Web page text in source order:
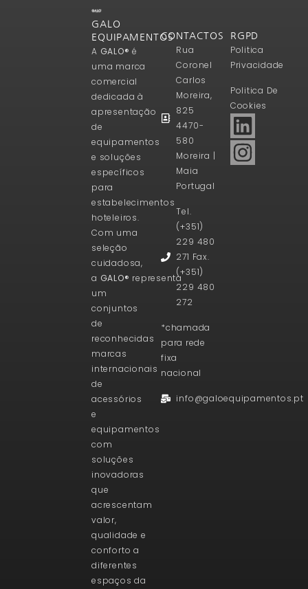
GALO
EQUIPAMENTOS
A GALO® é
uma marca
comercial
dedicada à
apresentação
de
equipamentos
e soluções
específicos
para
estabelecimentos
hoteleiros.
Com uma
seleção
cuidadosa,
a GALO® representa
um
conjuntos
de
reconhecidas
marcas
internacionais
de
acessórios
e
equipamentos
com
soluções
inovadoras
que
acrescentam
valor,
qualidade e
conforto a
diferentes
espaços da
CONTACTOS
Rua
Coronel
Carlos
Moreira,
825
4470-
580
Moreira |
Maia
Portugal
Tel.
(+351)
229 480
271 Fax.
(+351)
229 480
272
*chamada
para rede
fixa
nacional
info@galoequipamentos.pt
RGPD
Politica
Privacidade
Politica De
Cookies